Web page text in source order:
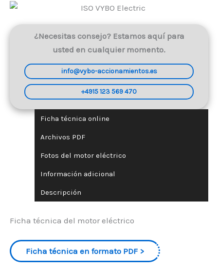
rpm
4)
cantidad¿Necesitas consejo? Estamos aquí para
usted en cualquier momento.
info@vybo-accionamientos.es
+4915 123 569 470
Ficha técnica online
Archivos PDF
Fotos del motor eléctrico
Información adicional
Descripción
Ficha técnica del motor eléctrico
Ficha técnica en formato PDF